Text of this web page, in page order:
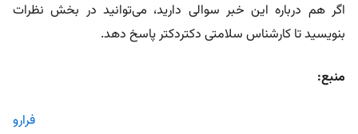
اگر هم درباره این خبر سوالی دارید، می‌توانید در بخش نظرات
بنویسید تا کارشناس سلامتی دکتردکتر پاسخ دهد.
منبع:
فرارو